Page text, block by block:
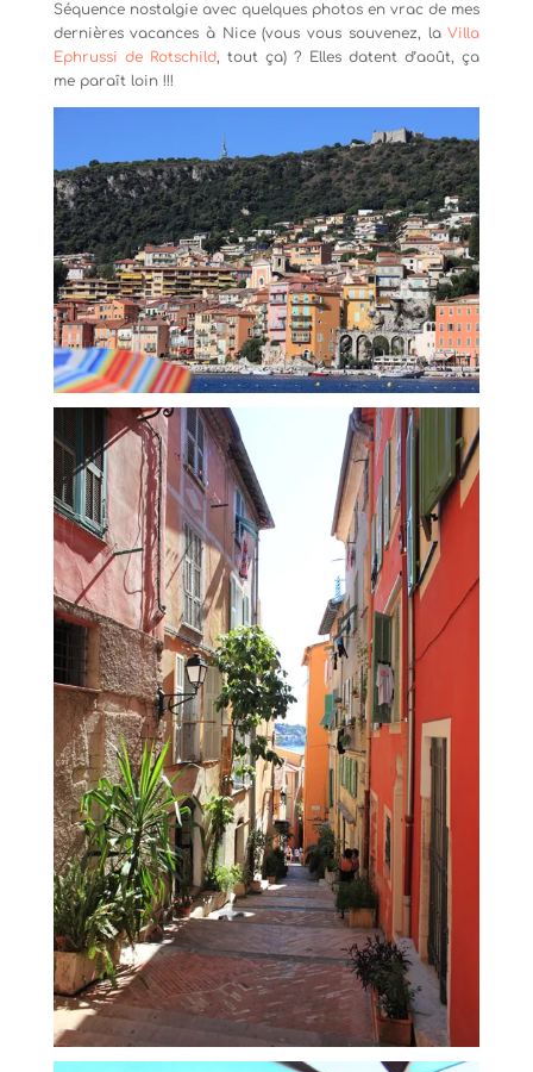
Séquence nostalgie avec quelques photos en vrac de mes
dernières vacances à Nice (vous vous souvenez, laVilla
Ephrussi de Rotschild, tout ça) ? Elles datent d’août, ça
me paraît loin !!!